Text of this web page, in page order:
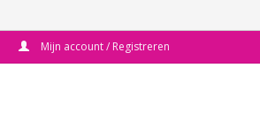
Mijn account / Registreren